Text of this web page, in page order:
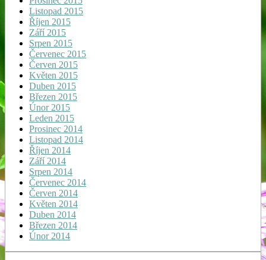
Listopad 2015
Říjen 2015
Září 2015
Srpen 2015
Červenec 2015
Červen 2015
Květen 2015
Duben 2015
Březen 2015
Únor 2015
Leden 2015
Prosinec 2014
Listopad 2014
Říjen 2014
Září 2014
Srpen 2014
Červenec 2014
Červen 2014
Květen 2014
Duben 2014
Březen 2014
Únor 2014